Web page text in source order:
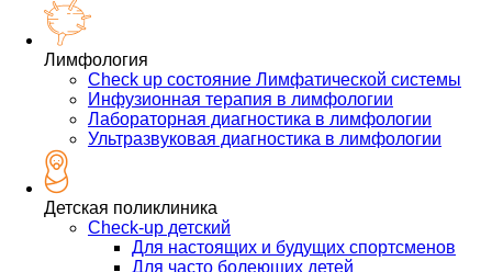
Лимфология
Check up состояние Лимфатической системы
Инфузионная терапия в лимфологии
Лабораторная диагностика в лимфологии
Ультразвуковая диагностика в лимфологии
Детская поликлиника
Check-up детский
Для настоящих и будущих спортсменов
Для часто болеющих детей